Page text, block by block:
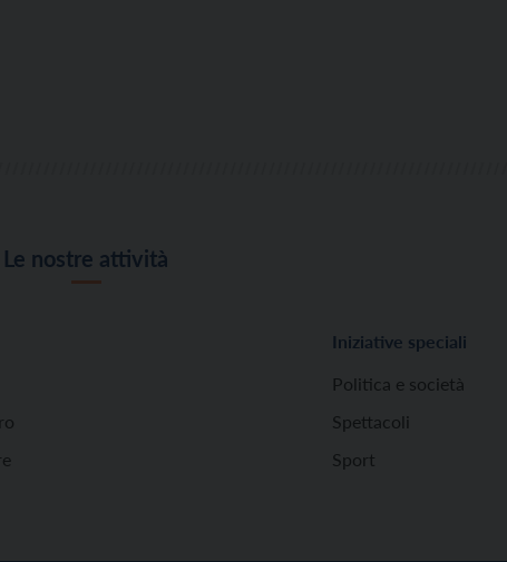
Le nostre attività
Iniziative speciali
Politica e società
Spettacoli
Sport